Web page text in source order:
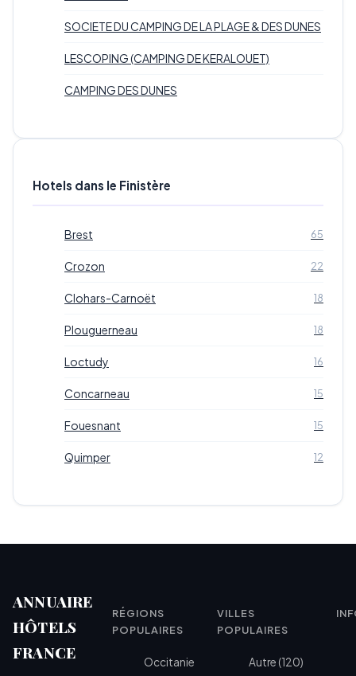
SOCIETE DU CAMPING DE LA PLAGE & DES DUNES
LESCOPING (CAMPING DE KERALOUET)
CAMPING DES DUNES
Hotels dans le Finistère
Brest 65
Crozon 22
Clohars-Carnoët 18
Plouguerneau 18
Loctudy 16
Concarneau 15
Fouesnant 15
Quimper 12
ANNUAIRE
HÔTELS
FRANCE
RÉGIONS
POPULAIRES
Occitanie
VILLES
POPULAIRES
Autre (120)